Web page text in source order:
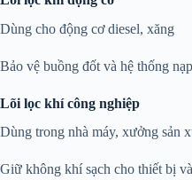
Dùng cho động cơ diesel, xăng
Bảo vệ buồng đốt và hệ thống nạp
Lõi lọc khí công nghiệp
Dùng trong nhà máy, xưởng sản
Giữ không khí sạch cho thiết bị